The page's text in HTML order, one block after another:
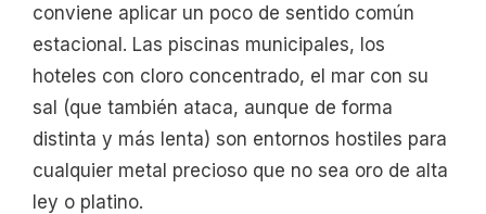
conviene aplicar un poco de sentido común
estacional. Las piscinas municipales, los
hoteles con cloro concentrado, el mar con su
sal (que también ataca, aunque de forma
distinta y más lenta) son entornos hostiles para
cualquier metal precioso que no sea oro de alta
ley o platino.